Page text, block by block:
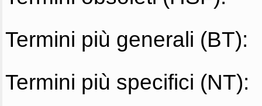
Termini più generali (BT):
Termini più specifici (NT):